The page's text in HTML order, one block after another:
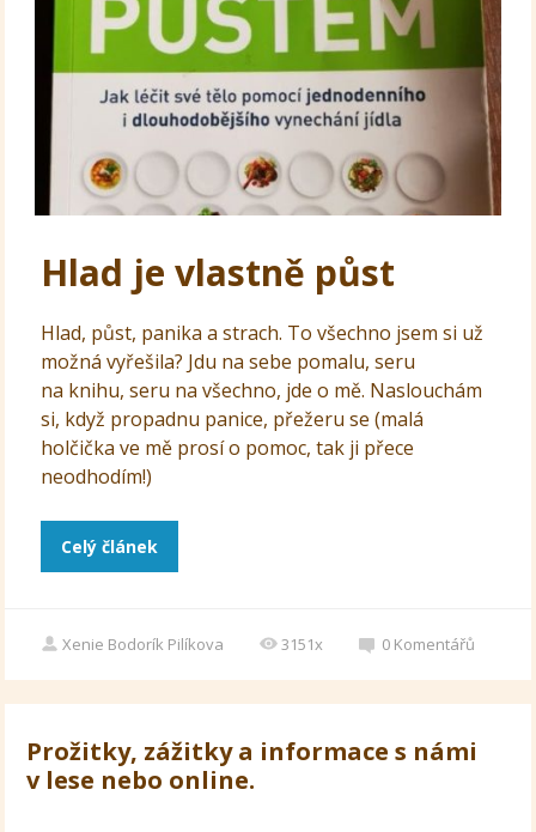
Hlad je vlastně půst
Hlad, půst, panika a strach. To všechno jsem si už
možná vyřešila? Jdu na sebe pomalu, seru
na knihu, seru na všechno, jde o mě. Naslouchám
si, když propadnu panice, přežeru se (malá
holčička ve mě prosí o pomoc, tak ji přece
neodhodím!)
Celý článek
Xenie Bodorík Pilíkova 3151x 0 Komentářů
Prožitky, zážitky a informace s námi
v lese nebo online.